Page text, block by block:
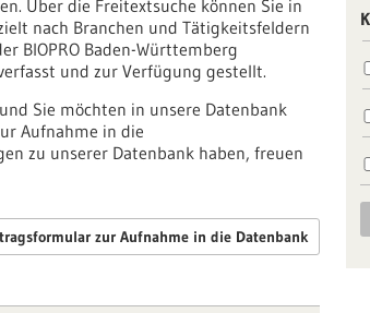
Über die Freitextsuche können Sie in
nach Branchen und Tätigkeitsfeldern
BIOPRO Baden-Württemberg
und zur Verfügung gestellt.
Sie möchten in unsere Datenbank
Aufnahme in die
zu unserer Datenbank haben, freuen
zur Aufnahme in die Datenbank